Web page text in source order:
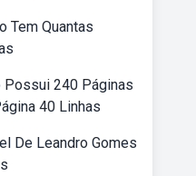
Tem Quantas
Possui 240 Páginas
40 Linhas
De Leandro Gomes